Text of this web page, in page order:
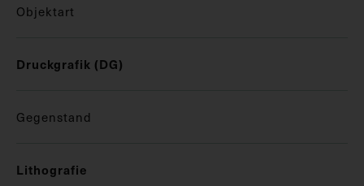
Objektart
Druckgrafik (DG)
Gegenstand
Lithografie